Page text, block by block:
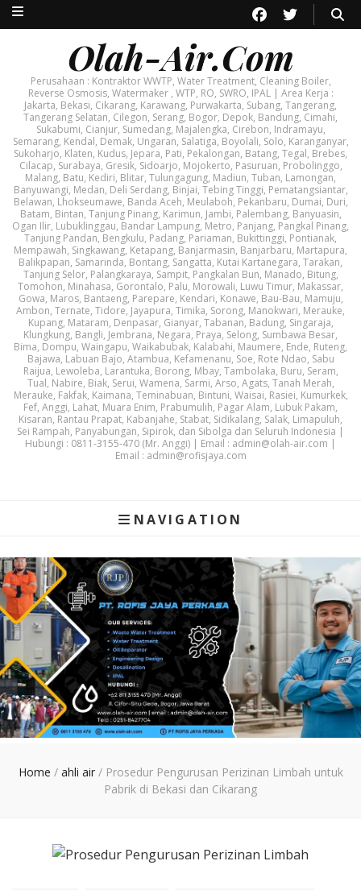
Olah-Air.Com
Perusahaan : Kontraktor WWTP, Water Treatment, Cleaning Boiler,
Reverse Osmosis, Watermaker , WTP, RO, SWRO, IPAL | Area Kerja :
Jakarta, Bekasi, Cikarang, Karawang, Purwakarta, Subang, Tangerang,
Tangerang Selatan, Cilegon, Serang, Bogor, Depok, Bandung, Cimahi,
Sukabumi, Cianjur, Sumedang, Majalengka, Cirebon, Indramayu,
Semarang, Kendal, Demak, Ungaran, Salatiga, Boyolali, Solo, Karanganyar,
Sukoharjo, Klaten, Kudus, Jepara, Pati, Pekalongan, Batang, Tegal, Brebes,
Cilacap, Surabaya, Gresik, Sidoarjo, Mojokerto, Pasuruan, Probolinggo,
Malang, Batu, Kediri, Blitar, Tulungagung, Madiun, Tuban, Lamongan,
Banyuwangi, Medan, Deli Serdang, Binjai, Tebing Tinggi, Pematangsiantar,
Belawan, Lhokseumawe, Banda Aceh, Meulaboh, Pekanbaru, Dumai, Duri,
Batam, Bintan, Tanjung Pinang, Karimun, Jambi, Palembang, Banyuasin,
Ogan Ilir, Lubuklinggau, Bandar Lampung, Metro, Panjang, Pangkal Pinang,
Tanjung Pandan, Bengkulu, Padang, Pariaman, Bukittinggi, Pontianak,
Mempawah, Singkawang, Ketapang, Banjarmasin, Banjarbaru, Martapura,
Balikpapan, Samarinda, Bontang, Sangatta, Kutai Kartanegara, Tarakan,
Tanjung Selor, Palangkaraya, Sampit, Pangkalan Bun, Manado, Bitung,
Tomohon, Minahasa, Gorontalo, Palu, Morowali, Luwu Timur, Makassar,
Gowa, Maros, Bantaeng, Parepare, Kendari, Konawe, Bau-Bau, Mamuju,
Ambon, Ternate, Tidore, Jayapura, Timika, Sorong, Manokwari, Merauke,
Kupang, Mataram, Denpasar, Gianyar, Tabanan, Badung, Singaraja,
Klungkung, Bangli, Jembrana, Negara, Praya, Selong, Sumbawa Besar,
Bima, Dompu, Waingapu, Waikabubak, Kalabahi, Maumere, Ende, Ruteng,
Bajawa, Labuan Bajo, Atambua, Kefamenanu, Soe, Rote Ndao, Sabu
Raijua, Lewoleba, Larantuka, Borong, Mbay, Tambolaka, Buru, Seram,
Tual, Nabire, Biak, Serui, Wamena, Sarmi, Arso, Agats, Tanah Merah,
Merauke, Fakfak, Kaimana, Teminabuan, Bintuni, Waisai, Rasiei, Kumurkek,
Fef, Anggi, Lahat, Muara Enim, Prabumulih, Pagar Alam, Lubuk Pakam,
Kisaran, Rantau Prapat, Kabanjahe, Stabat, Sidikalang, Salak, Limapuluh,
Sei Rampah, Panyabungan, Sipirok, dan Sibolga dan Seluruh Indonesia |
Hubungi : 0811-3155-470 (Mr. Anggi) | Email : admin@olah-air.com |
Email : admin@rofisjaya.com
NAVIGATION
Home / ahli air / Prosedur Pengurusan Perizinan Limbah untuk
Pabrik di Bekasi dan Cikarang